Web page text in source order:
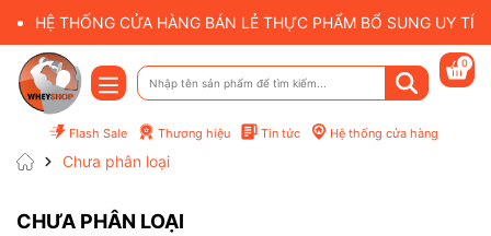
HỆ THỐNG CỬA HÀNG BÁN LẺ THỰC PHẨM BỔ SUNG UY
Flash Sale Thương hiệu Tin tức Hệ thống cửa hàng
0
Chưa phân loại
CHƯA PHÂN LOẠI